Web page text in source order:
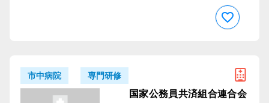
市中病院 専門研修
国家公務員共済組合連合会